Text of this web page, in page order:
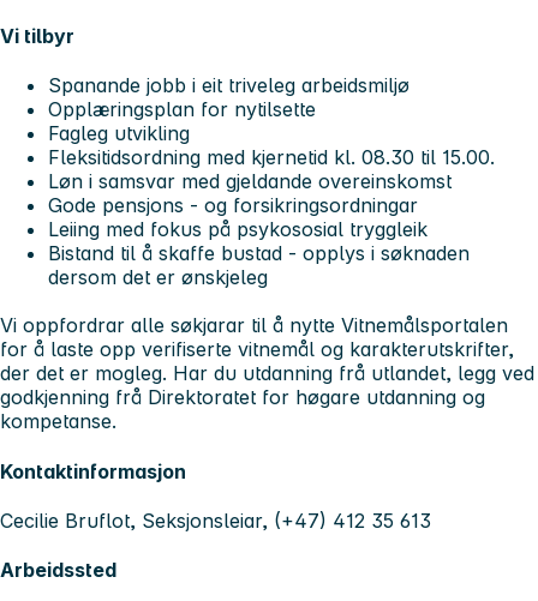
Vi tilbyr
Spanande jobb i eit triveleg arbeidsmiljø
Opplæringsplan for nytilsette
Fagleg utvikling
Fleksitidsordning med kjernetid kl. 08.30 til 15.00.
Løn i samsvar med gjeldande overeinskomst
Gode pensjons - og forsikringsordningar
Leiing med fokus på psykososial tryggleik
Bistand til å skaffe bustad - opplys i søknaden
dersom det er ønskjeleg
Vi oppfordrar alle søkjarar til å nytte Vitnemålsportalen
for å laste opp verifiserte vitnemål og karakterutskrifter,
der det er mogleg. Har du utdanning frå utlandet, legg ved
godkjenning frå Direktoratet for høgare utdanning og
kompetanse.
Kontaktinformasjon
Cecilie Bruflot, Seksjonsleiar, (+47) 412 35 613
Arbeidssted